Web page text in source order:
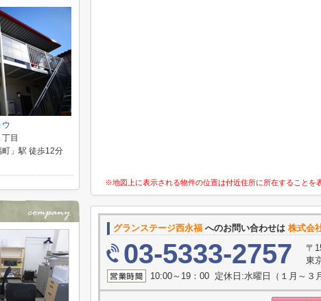
※地図上に表示される物件の位置は付近住所に所在することを
グランステージ西永福 へのお問い合わせは 株式会
03-5333-2757
〒
東
10:00～19：00 定休日:水曜日（１月～３
ウ
目
」駅 徒歩12分